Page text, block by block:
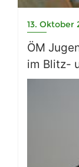
13. Oktober
ÖM
im Blitz-